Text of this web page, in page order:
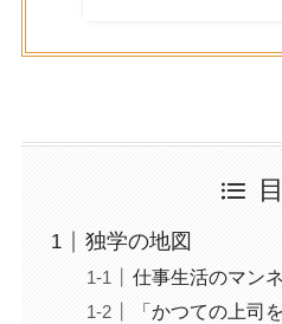
独学の地図
仕事生活のマン
「かつての上司